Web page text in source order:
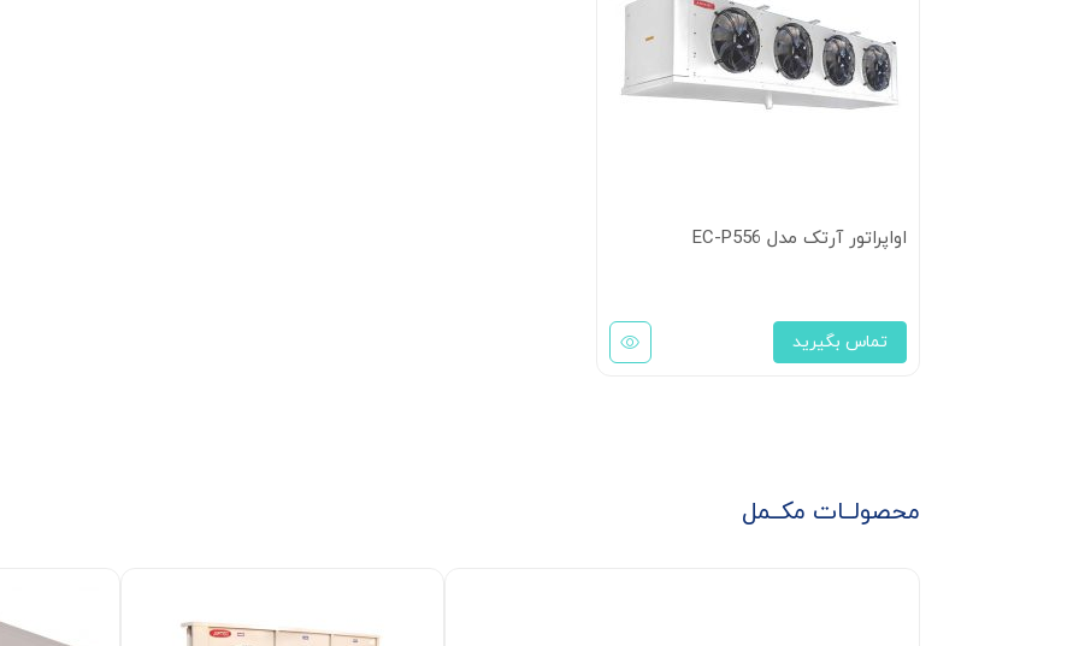
اواپراتور آرتک مدل EC-P556
تماس بگیرید
محصولــات مکــمل